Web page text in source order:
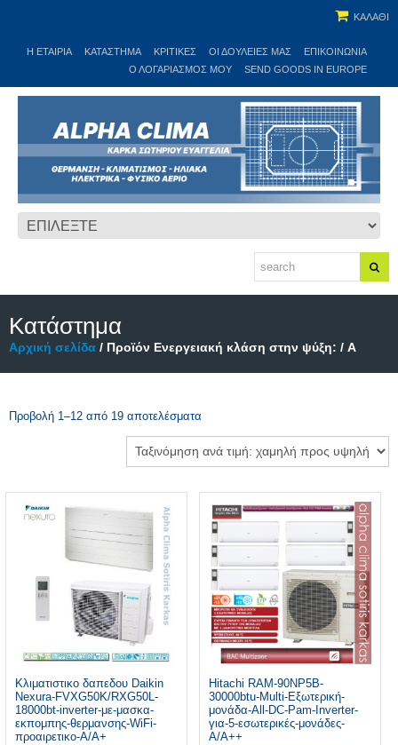
ΚΑΛΑΘΙ
Η ΕΤΑΙΡΊΑ ΚΑΤΆΣΤΗΜΑ ΚΡΙΤΙΚΕΣ ΟΙ ΔΟΥΛΕΙΈΣ ΜΑΣ
ΕΠΙΚΟΙΝΩΝΊΑ
Ο ΛΟΓΑΡΙΑΣΜΌΣ ΜΟΥ
SEND GOODS IN EUROPE
Κατάστημα
Αρχική σελίδα / Προϊόν Ενεργειακή κλάση στην ψύξη: / A
Προβολή 1–12 από 19 αποτελέσματα
Κλιματιστικο δαπεδου Daikin
Nexura-FVXG50K/RXG50L-
18000bt-inverter-με-μασκα-
εκπομπης-θερμανσης-WiFi-
προαιρετικο-A/A+
Hitachi RAM-90NP5B-
30000btu-Multi-Εξωτερική-
μονάδα-All-DC-Pam-Inverter-
για-5-εσωτερικές-μονάδες-
A/A++